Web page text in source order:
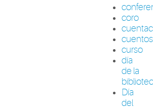
coro
cuentos
curso
día
de la
Día
del